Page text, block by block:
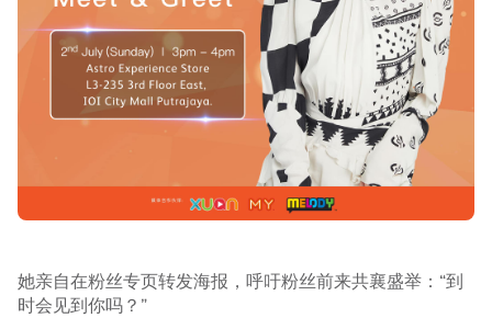
她亲自在粉丝专页转发海报，呼吁粉丝前来共襄盛举：“到
时会见到你吗？”